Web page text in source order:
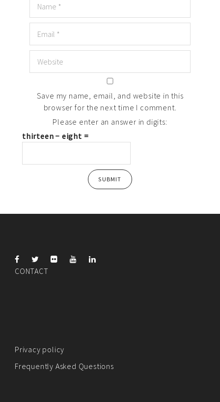
Save my name, email, and website in this
browser for the next time I comment.
Please enter an answer in digits:
thirteen − eight =
CONTACT
Privacy policy
Frequently Asked Questions